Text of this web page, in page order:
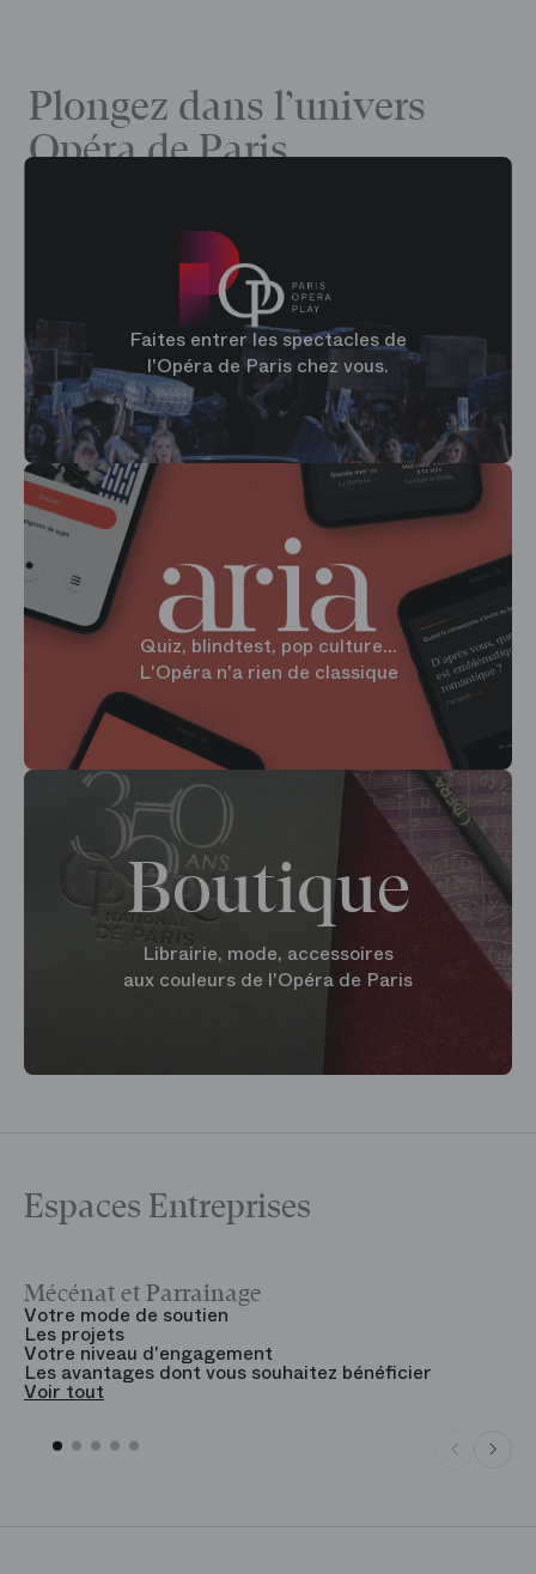
Plongez dans l’univers
Opéra de Paris
Faites entrer les spectacles de
l'Opéra de Paris chez vous.
Quiz, blindtest, pop culture...
L'Opéra n'a rien de classique
Boutique
Librairie, mode, accessoires
aux couleurs de l'Opéra de Paris
Espaces Entreprises
Mécénat et Parrainage
Votre mode de soutien
Les projets
Votre niveau d'engagement
Les avantages dont vous souhaitez bénéficier
Voir tout